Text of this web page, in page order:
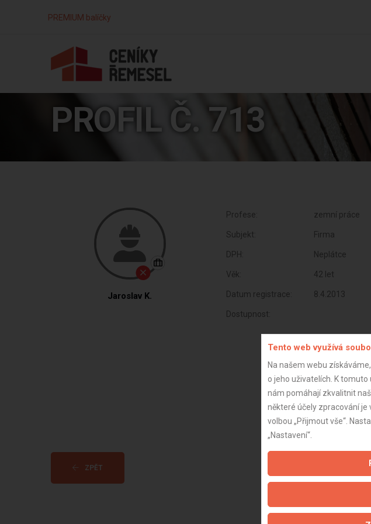
PREMIUM balíčky
PROFIL Č. 713
Jaroslav K.
Profese: zemní práce
Subjekt: Firma
DPH: Neplátce
Věk: 42 let
Datum registrace: 8.4.2013
Dostupnost:
ZPĚT Aktualizováno z
Tento web využívá
Na našem webu
o jeho uživatelích. K
nám pomáhají zkvalitnit
některé účely zpracování je
volbou „Přijmout vše“.
„Nastavení“.